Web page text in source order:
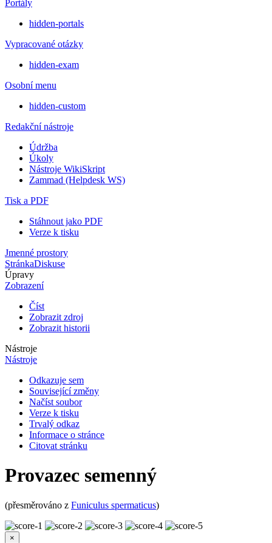
Portály
hidden-portals
Vypracované otázky
hidden-exam
Osobní menu
hidden-custom
Redakční nástroje
Údržba
Úkoly
Nástroje WikiSkript
Zammad (Helpdesk WS)
Tisk a PDF
Stáhnout jako PDF
Verze k tisku
Jmenné prostory
StránkaDiskuse
Úpravy
Zobrazení
Číst
Zobrazit zdroj
Zobrazit historii
Nástroje
Nástroje
Odkazuje sem
Související změny
Načíst soubor
Verze k tisku
Trvalý odkaz
Informace o stránce
Citovat stránku
Provazec semenný
(přesměrováno z Funiculus spermaticus)
×